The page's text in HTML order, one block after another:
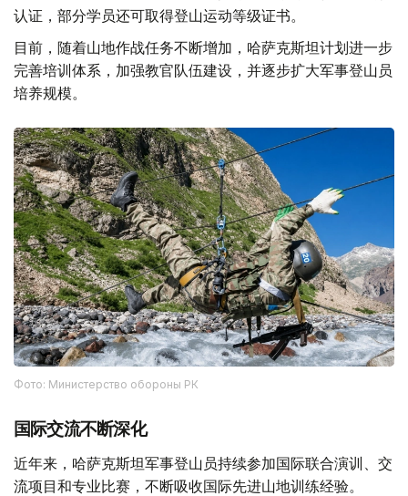
认证，部分学员还可取得登山运动等级证书。
目前，随着山地作战任务不断增加，哈萨克斯坦计划进一步
完善培训体系，加强教官队伍建设，并逐步扩大军事登山员
培养规模。
Фото: Министерство обороны РК
国际交流不断深化
近年来，哈萨克斯坦军事登山员持续参加国际联合演训、交
流项目和专业比赛，不断吸收国际先进山地训练经验。